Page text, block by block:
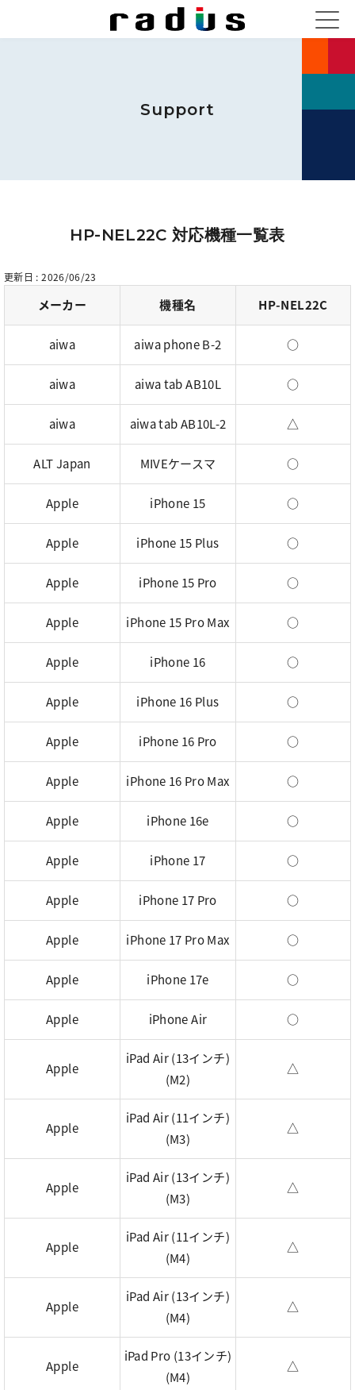
Support
HP-NEL22C 対応機種一覧表
更新日 : 2026/06/23
メーカー 機種名 HP-NEL22C
aiwa aiwa phone B-2 ○
aiwa aiwa tab AB10L ○
aiwa aiwa tab AB10L-2 △
ALT Japan MIVEケースマ ○
Apple iPhone 15 ○
Apple iPhone 15 Plus ○
Apple iPhone 15 Pro ○
Apple iPhone 15 Pro Max ○
Apple iPhone 16 ○
Apple iPhone 16 Plus ○
Apple iPhone 16 Pro ○
Apple iPhone 16 Pro Max ○
Apple iPhone 16e ○
Apple iPhone 17 ○
Apple iPhone 17 Pro ○
Apple iPhone 17 Pro Max ○
Apple iPhone 17e ○
Apple iPhone Air ○
Apple
iPad Air (13インチ)
(M2)
△
Apple
iPad Air (11インチ)
(M3)
△
Apple
iPad Air (13インチ)
(M3)
△
Apple
iPad Air (11インチ)
(M4)
△
Apple
iPad Air (13インチ)
(M4)
△
Apple
iPad Pro (13インチ)
(M4)
△